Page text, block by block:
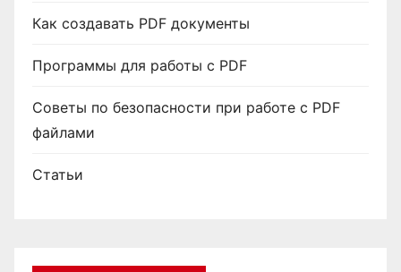
Как создавать PDF документы
Программы для работы с PDF
Советы по безопасности при работе с PDF
файлами
Статьи